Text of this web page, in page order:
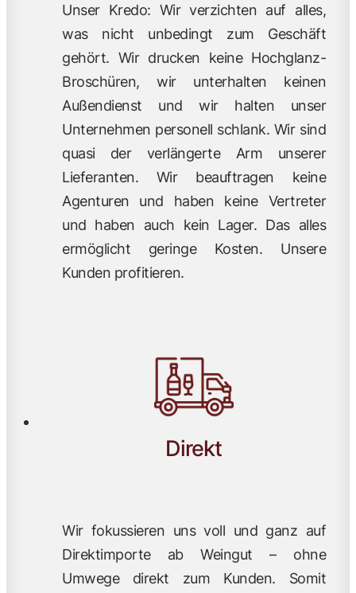
Unser Kredo: Wir verzichten auf alles,
was nicht unbedingt zum Geschäft
gehört. Wir drucken keine Hochglanz-
Broschüren, wir unterhalten keinen
Außendienst und wir halten unser
Unternehmen personell schlank. Wir sind
quasi der verlängerte Arm unserer
Lieferanten. Wir beauftragen keine
Agenturen und haben keine Vertreter
und haben auch kein Lager. Das alles
ermöglicht geringe Kosten. Unsere
Kunden profitieren.
Direkt
Wir fokussieren uns voll und ganz auf
Direktimporte ab Weingut – ohne
Umwege direkt zum Kunden. Somit